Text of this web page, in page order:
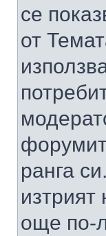
се
от
ранга
още по-